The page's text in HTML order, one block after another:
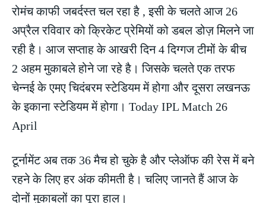
रोमंच काफी जबर्दस्त चल रहा है , इसी के चलते आज 26
अप्रैल रविवार को क्रिकेट प्रेमियों को डबल डोज़ मिलने जा
रही है। आज सप्ताह के आखरी दिन 4 दिग्गज टीमों के बीच
2 अहम मुकाबले होने जा रहे है। जिसके चलते एक तरफ
चेन्नई के एमए चिदंबरम स्टेडियम में होगा और दूसरा लखनऊ
के इकाना स्टेडियम में होगा। Today IPL Match 26
April
टूर्नामेंट अब तक 36 मैच हो चुके है और प्लेऑफ की रेस में बने
रहने के लिए हर अंक कीमती है। चलिए जानते हैं आज के
दोनों मुकाबलों का पूरा हाल।